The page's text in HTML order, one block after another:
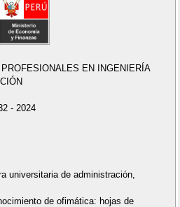
EN INGENIERÍA
- 2024
universitaria de administración,
de ofimática: hojas de